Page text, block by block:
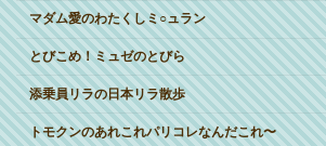
マダム愛のわたくしミ○ュラン
とびこめ！ミュゼのとびら
添乗員リラの日本リラ散歩
トモクンのあれこれパリコレなんだこれ〜